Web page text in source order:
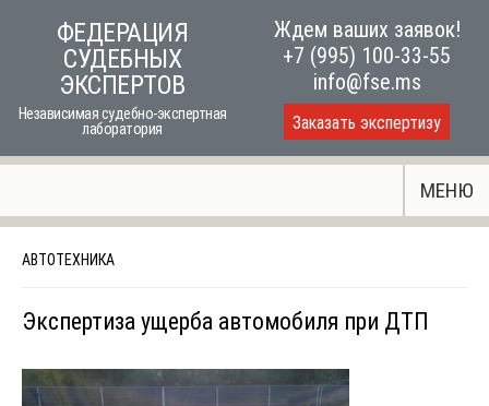
ФЕДЕРАЦИЯ
СУДЕБНЫХ
ЭКСПЕРТОВ
Независимая судебно-экспертная
лаборатория
Ждем ваших заявок!
+7 (995) 100-33-55
info@fse.ms
Заказать экспертизу
МЕНЮ
АВТОТЕХНИКА
Экспертиза ущерба автомобиля при ДТП